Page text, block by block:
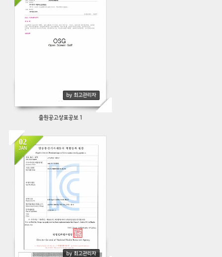
by 최고관리자
405
출원공고상표공보 1
02
JAN
by 최고관리자